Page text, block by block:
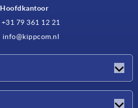
Hoofdkantoor
+31 79 361 12 21
info@kippcom.nl